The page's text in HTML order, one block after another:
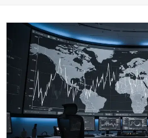
Samsung SDI Aktie: Pilotlinie
Rheinmetall Aktie: 80 Milliarden